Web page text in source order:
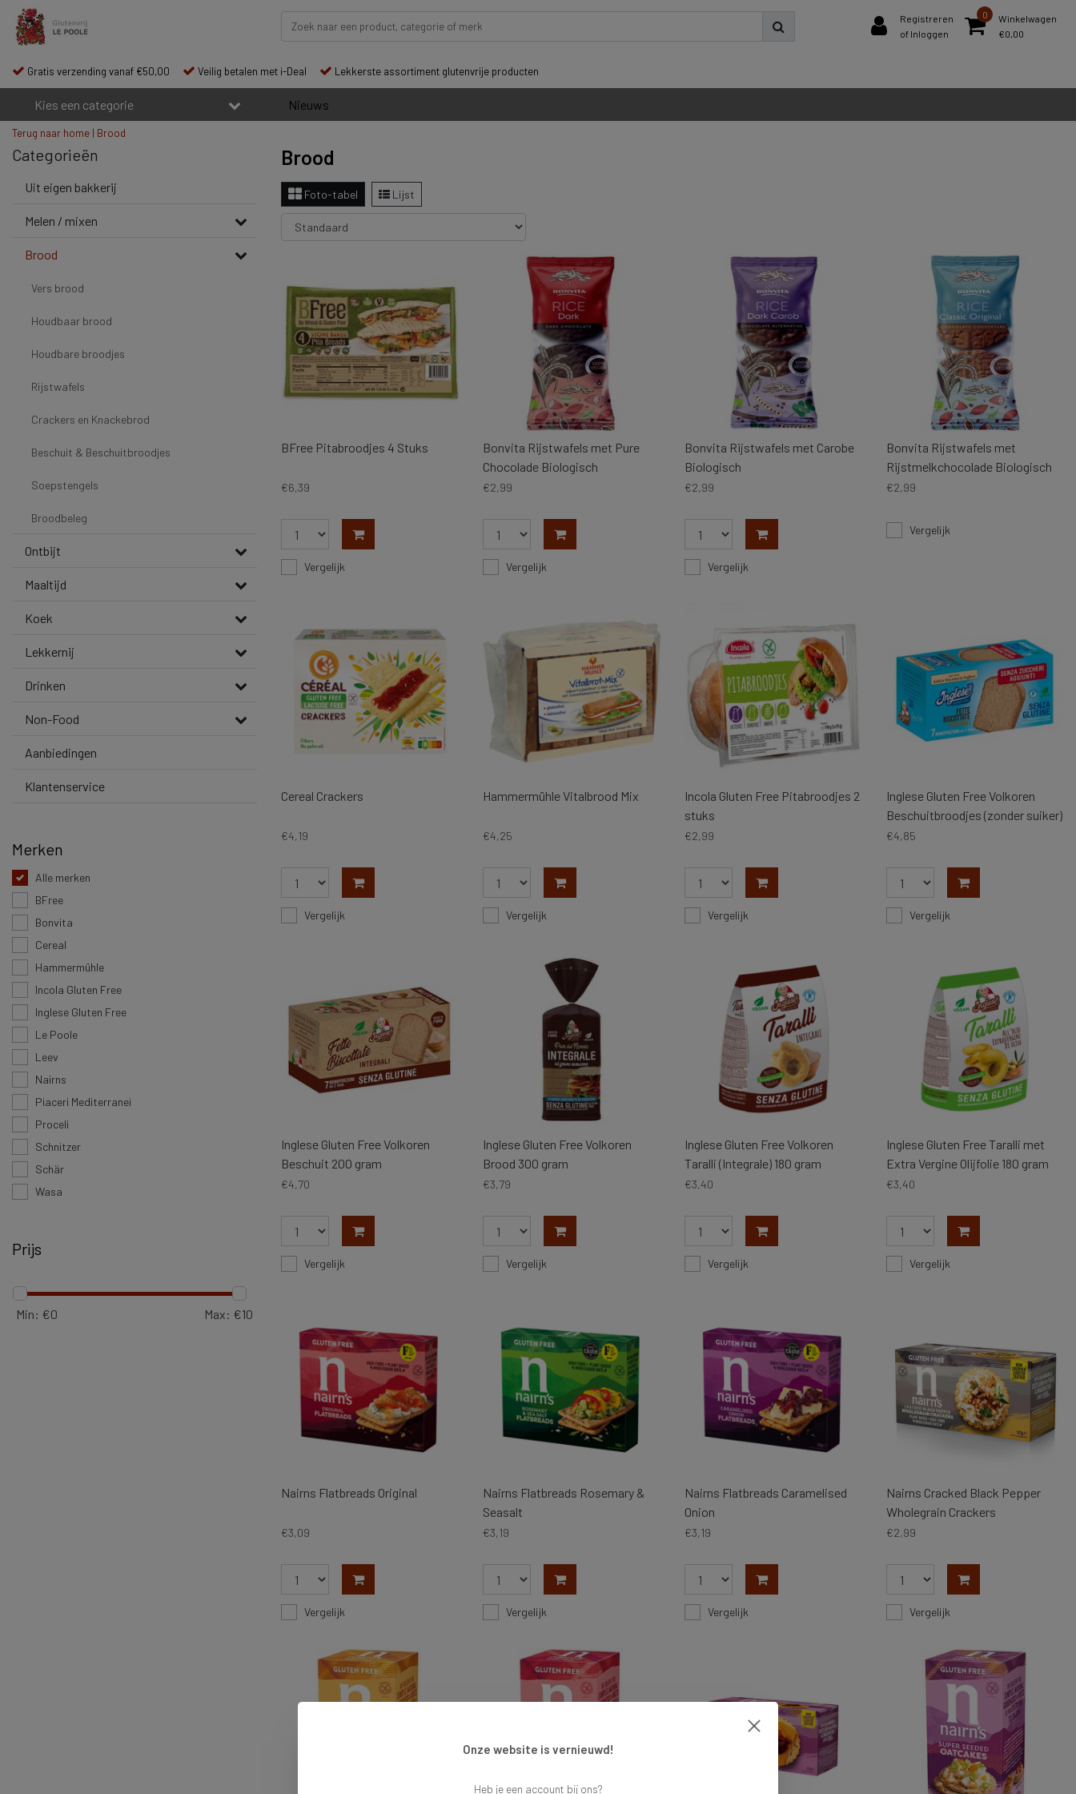
Registreren
of Inloggen
0
Winkelwagen
€0,00
Gratis verzending vanaf €50,00 Veilig betalen met i-Deal Lekkerste assortiment glutenvrije producten
Kies een categorie Nieuws
Terug naar home | Brood
Categorieën
Uit eigen bakkerij
Melen / mixen
Brood
Vers brood
Houdbaar brood
Houdbare broodjes
Rijstwafels
Crackers en Knackebrod
Beschuit & Beschuitbroodjes
Soepstengels
Broodbeleg
Ontbijt
Maaltijd
Koek
Lekkernij
Drinken
Non-Food
Aanbiedingen
Klantenservice
Merken
Alle merken
BFree
Bonvita
Cereal
Hammermühle
Incola Gluten Free
Inglese Gluten Free
Le Poole
Leev
Nairns
Piaceri Mediterranei
Proceli
Schnitzer
Schär
Wasa
Prijs
Min: €0 Max: €10
Brood
Foto-tabel Lijst
BFree Pitabroodjes 4 Stuks
€6,39
Vergelijk
Bonvita Rijstwafels met Pure
Chocolade Biologisch
€2,99
Vergelijk
Bonvita Rijstwafels met Carobe
Biologisch
€2,99
Vergelijk
Bonvita Rijstwafels met
Rijstmelkchocolade Biologisch
€2,99
Vergelijk
Cereal Crackers
€4,19
Vergelijk
Hammermühle Vitalbrood Mix
€4,25
Vergelijk
Incola Gluten Free Pitabroodjes 2
stuks
€2,99
Vergelijk
Inglese Gluten Free Volkoren
Beschuitbroodjes (zonder suiker)
200 gram
€4,85
Vergelijk
Inglese Gluten Free Volkoren
Beschuit 200 gram
€4,70
Vergelijk
Inglese Gluten Free Volkoren
Brood 300 gram
€3,79
Vergelijk
Inglese Gluten Free Volkoren
Taralli (Integrale) 180 gram
€3,40
Vergelijk
Inglese Gluten Free Taralli met
Extra Vergine Olijfolie 180 gram
€3,40
Vergelijk
Nairns Flatbreads Original
€3,09
Vergelijk
Nairns Flatbreads Rosemary &
Seasalt
€3,19
Vergelijk
Nairns Flatbreads Caramelised
Onion
€3,19
Vergelijk
Nairns Cracked Black Pepper
Wholegrain Crackers
€2,99
Vergelijk
Onze website is vernieuwd!
Heb je een account bij ons?